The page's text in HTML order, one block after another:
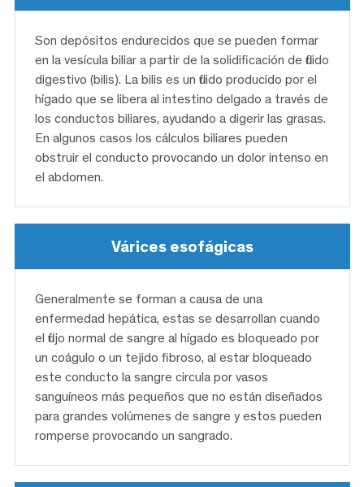
Son depósitos endurecidos que se pueden formar
en la vesícula biliar a partir de la solidificación de fluido
digestivo (bilis). La bilis es un fluido producido por el
hígado que se libera al intestino delgado a través de
los conductos biliares, ayudando a digerir las grasas.
En algunos casos los cálculos biliares pueden
obstruir el conducto provocando un dolor intenso en
el abdomen.
Várices esofágicas
Generalmente se forman a causa de una
enfermedad hepática, estas se desarrollan cuando
el flujo normal de sangre al hígado es bloqueado por
un coágulo o un tejido fibroso, al estar bloqueado
este conducto la sangre circula por vasos
sanguíneos más pequeños que no están diseñados
para grandes volúmenes de sangre y estos pueden
romperse provocando un sangrado.